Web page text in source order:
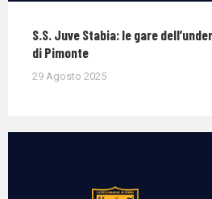
S.S. Juve Stabia: le gare
di Pimonte
29 Agosto 2025